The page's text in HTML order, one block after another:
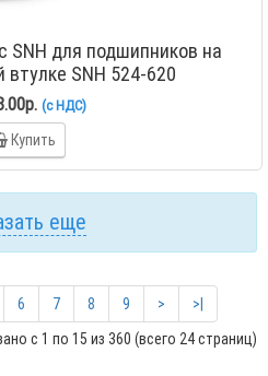
SNH для подшипников на
втулке SNH 524-620
(с НДС)
Купить
еще
6 7 8 9 >
>|
с 1 по 15 из 360 (всего 24 страниц)